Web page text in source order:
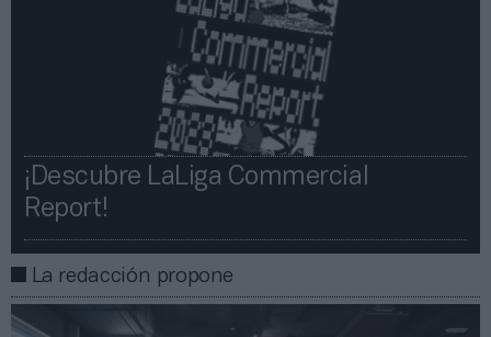
¡Descubre LaLiga Commercial
Report!​​
La redacción propone